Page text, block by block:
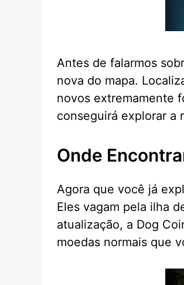
Antes de falarmos
nova do mapa.
novos extremamente
conseguirá explorar a
Onde
Agora que você já
Eles vagam pela ilha
atualização, a Dog
moedas normais que